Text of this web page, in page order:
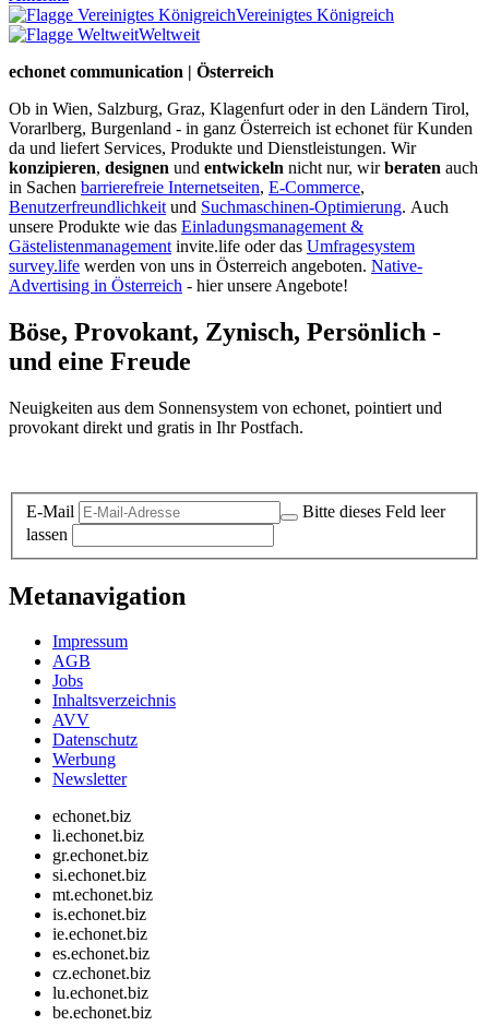
Vereinigtes Königreich
Weltweit
echonet communication | Österreich
Ob in Wien, Salzburg, Graz, Klagenfurt oder in den Ländern Tirol,
Vorarlberg, Burgenland - in ganz Österreich ist echonet für Kunden
da und liefert Services, Produkte und Dienstleistungen. Wir
konzipieren, designen und entwickeln nicht nur, wirberaten auch
in Sachen barrierefreie Internetseiten, E-Commerce,
Benutzerfreundlichkeit und Suchmaschinen-Optimierung. Auch
unsere Produkte wie das Einladungsmanagement &
Gästelistenmanagement invite.life oder das Umfragesystem
survey.life werden von uns in Österreich angeboten. Native-
Advertising in Österreich - hier unsere Angebote!
Böse, Provokant, Zynisch, Persönlich -
und eine Freude
Neuigkeiten aus dem Sonnensystem von echonet, pointiert und
provokant direkt und gratis in Ihr Postfach.
E-Mail
Bitte dieses Feld leer
lassen
Metanavigation
Impressum
AGB
Jobs
Inhaltsverzeichnis
AVV
Datenschutz
Werbung
Newsletter
echonet.biz
li.echonet.biz
gr.echonet.biz
si.echonet.biz
mt.echonet.biz
is.echonet.biz
ie.echonet.biz
es.echonet.biz
cz.echonet.biz
lu.echonet.biz
be.echonet.biz